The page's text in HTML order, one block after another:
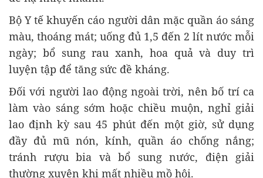
Bộ Y tế khuyến cáo người dân mặc quần áo sáng
màu, thoáng mát; uống đủ 1,5 đến 2 lít nước mỗi
ngày; bổ sung rau xanh, hoa quả và duy trì
luyện tập để tăng sức đề kháng.
Đối với người lao động ngoài trời, nên bố trí ca
làm vào sáng sớm hoặc chiều muộn, nghỉ giải
lao định kỳ sau 45 phút đến một giờ, sử dụng
đầy đủ mũ nón, kính, quần áo chống nắng;
tránh rượu bia và bổ sung nước, điện giải
thường xuyên khi mất nhiều mồ hôi.